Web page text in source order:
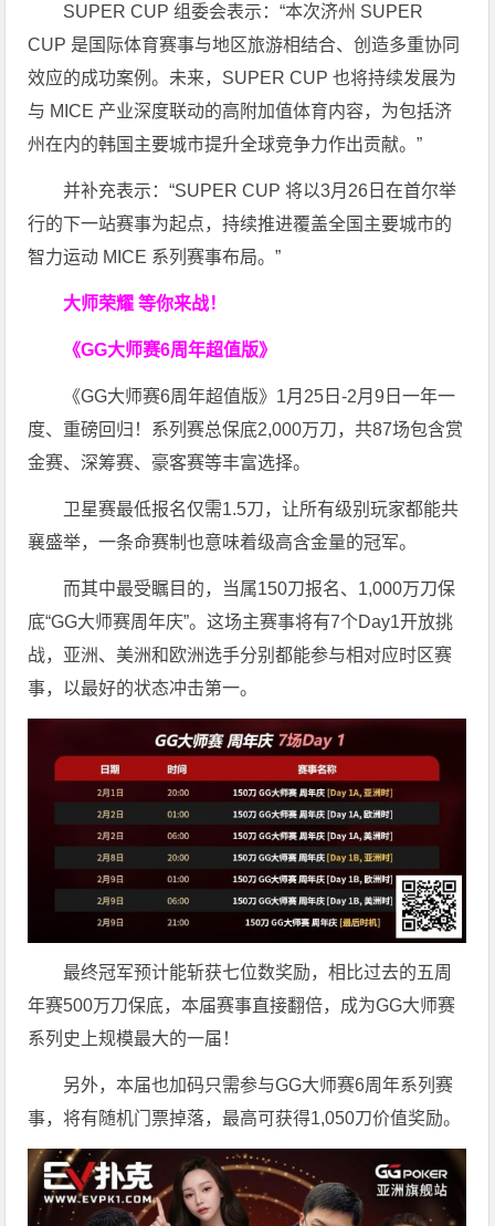
SUPER CUP 组委会表示：“本次济州 SUPER
CUP 是国际体育赛事与地区旅游相结合、创造多重协同
效应的成功案例。未来，SUPER CUP 也将持续发展为
与 MICE 产业深度联动的高附加值体育内容，为包括济
州在内的韩国主要城市提升全球竞争力作出贡献。”
并补充表示：“SUPER CUP 将以3月26日在首尔举
行的下一站赛事为起点，持续推进覆盖全国主要城市的
智力运动 MICE 系列赛事布局。”
大师荣耀 等你来战！
《GG大师赛6周年超值版》
《GG大师赛6周年超值版》1月25日-2月9日一年一
度、重磅回归！系列赛总保底2,000万刀，共87场包含赏
金赛、深筹赛、豪客赛等丰富选择。
卫星赛最低报名仅需1.5刀，让所有级别玩家都能共
襄盛举，一条命赛制也意味着级高含金量的冠军。
而其中最受瞩目的，当属150刀报名、1,000万刀保
底“GG大师赛周年庆”。这场主赛事将有7个Day1开放挑
战，亚洲、美洲和欧洲选手分别都能参与相对应时区赛
事，以最好的状态冲击第一。
最终冠军预计能斩获七位数奖励，相比过去的五周
年赛500万刀保底，本届赛事直接翻倍，成为GG大师赛
系列史上规模最大的一届！
另外，本届也加码只需参与GG大师赛6周年系列赛
事，将有随机门票掉落，最高可获得1,050刀价值奖励。